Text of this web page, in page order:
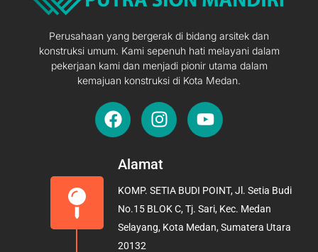
Perusahaan yang bergerak di bidang arsitek dan
konstruksi umum. Kami sepenuh hati melayani dalam
pekerjaan kami dan menjadi pionir utama dalam
kemajuan konstruksi di Kota Medan.
F
a
e
o
o
k
I
n
t
g
r
a
Y
o
b
e
Alamat
KOMP. SETIA BUDI POINT, Jl. Setia Budi
No.15 BLOK C, Tj. Sari, Kec. Medan
Selayang, Kota Medan, Sumatera Utara
20132